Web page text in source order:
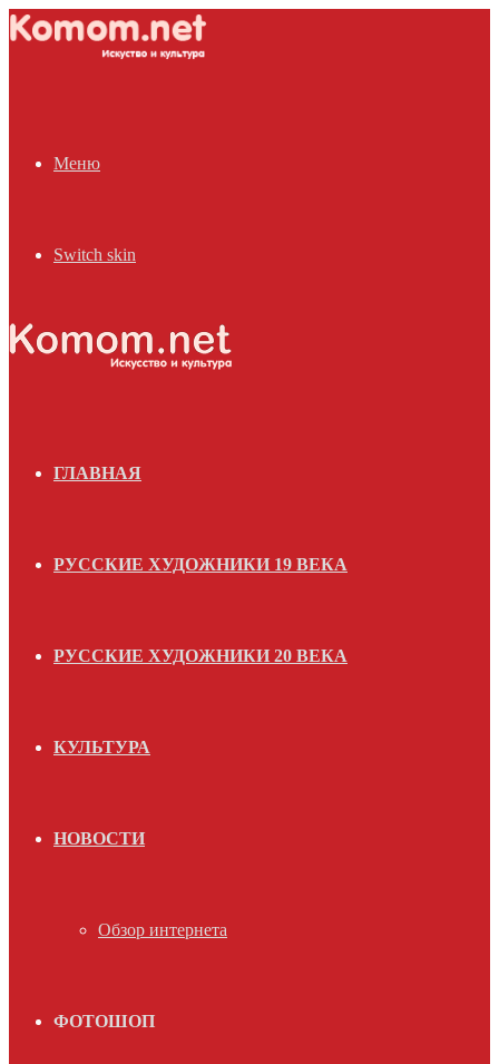
Меню
Switch skin
ГЛАВНАЯ
РУССКИЕ ХУДОЖНИКИ 19 ВЕКА
РУССКИЕ ХУДОЖНИКИ 20 ВЕКА
КУЛЬТУРА
НОВОСТИ
Обзор интернета
ФОТОШОП